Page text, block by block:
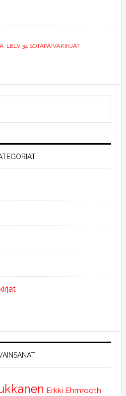
, LELV 34 SOTAPÄIVÄKIRJAT
Erkki Ehrnrooth